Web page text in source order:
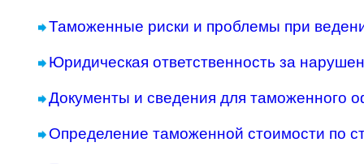
Таможенные риски и проблемы при
Юридическая ответственность за
Документы и сведения для таможенного
Определение таможенной стоимости по